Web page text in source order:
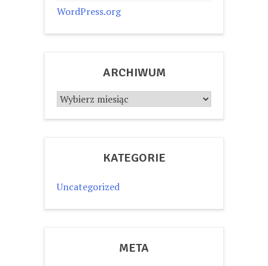
WordPress.org
ARCHIWUM
Archiwum
KATEGORIE
Uncategorized
META